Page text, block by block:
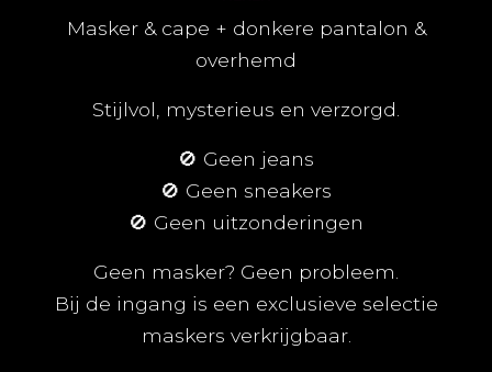
Masker & cape + donkere pantalon &
overhemd
Stijlvol, mysterieus en verzorgd.
🚫 Geen jeans
🚫 Geen sneakers
🚫 Geen uitzonderingen
Geen masker? Geen probleem.
Bij de ingang is een exclusieve selectie
maskers verkrijgbaar.